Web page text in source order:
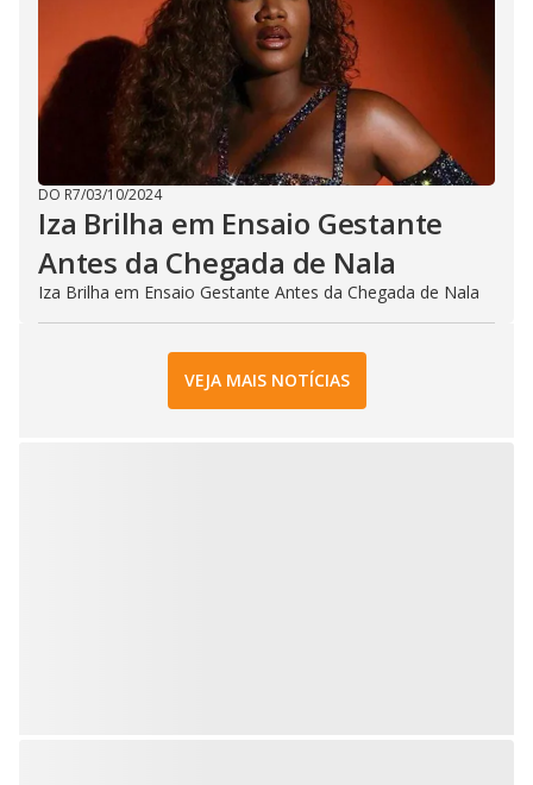
DO R7/03/10/2024
Iza Brilha em Ensaio Gestante
Antes da Chegada de Nala
Iza Brilha em Ensaio Gestante Antes da Chegada de Nala
VEJA MAIS NOTÍCIAS